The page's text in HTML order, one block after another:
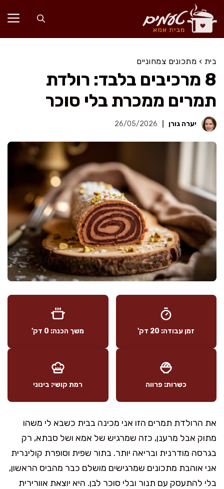
לדלג
לתוכן
בית › מתכונים צמחוניים
8 מרכיבים בלבד: רולדת
תמרים ממכרת בלי סוכר
יערה גורן 26/05/2026
זמן עבודה: 20 דק' משך הכנה: 0 דק'
כשרות: פרווה רמת קושי: בינוני
את הרולדת תמרים הזו אני מכינה בבית כשבא לי משהו
מתוק אבל מרענן, כזה שמרגיש של אמא ושל סבתא, רק
בגרסה מודרנית ובריאה יותר. בתור שפית וסופרת קולינרית
אני אוהבת מתכונים שמרגישים מושלם כבר מהביס הראשון,
בלי להתעסק עם תנור ובלי סוכר לבן. היא יוצאת אוורירית